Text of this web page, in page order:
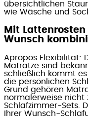
übersichtlichen
wie Wäsche und
Mit
Wunsch
Apropos Flexibilität:
Matratze sind
schließlich kommt
die persönlichen
Grund gehören
normalerweise nicht
Schlafzimmer-Sets.
Ihrer Wunsch-